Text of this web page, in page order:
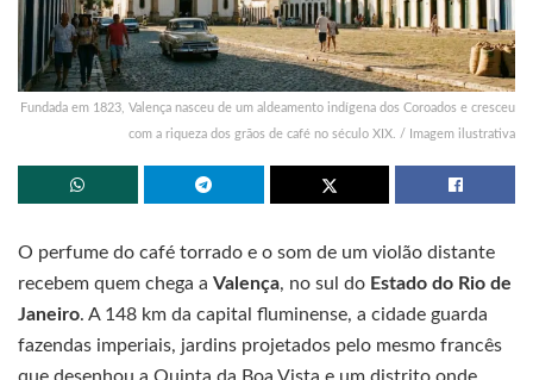
Fundada em 1823, Valença nasceu de um aldeamento indígena dos Coroados e cresceu
com a riqueza dos grãos de café no século XIX. / Imagem ilustrativa
O perfume do café torrado e o som de um violão distante
recebem quem chega a Valença, no sul do Estado do Rio de
Janeiro. A 148 km da capital fluminense, a cidade guarda
fazendas imperiais, jardins projetados pelo mesmo francês
que desenhou a Quinta da Boa Vista e um distrito onde